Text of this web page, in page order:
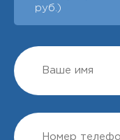
руб.)